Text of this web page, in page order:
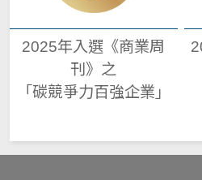
2025年入選《商業周
刊》之
「碳競爭力百強企業」